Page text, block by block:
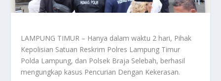
LAMPUNG TIMUR – Hanya dalam waktu 2 hari, Pihak
Kepolisian Satuan Reskrim Polres Lampung Timur
Polda Lampung, dan Polsek Braja Selebah, berhasil
mengungkap kasus Pencurian Dengan Kekerasan.